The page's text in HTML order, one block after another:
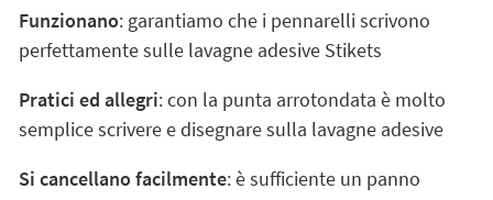
Funzionano: garantiamo che i pennarelli scrivono
perfettamente sulle lavagne adesive Stikets
Pratici ed allegri: con la punta arrotondata è molto
semplice scrivere e disegnare sulla lavagne adesive
Si cancellano facilmente: è sufficiente un panno